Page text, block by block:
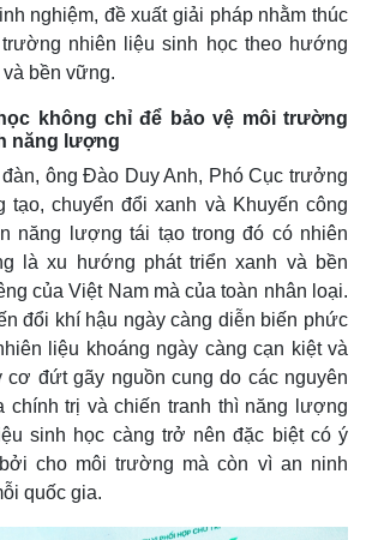
Giá cà phê
nghiệm, đề xuất giải pháp nhằm thúc
nhiên liệu sinh học theo hướng
bền vững.
không chỉ để bảo vệ môi trường
năng lượng
ông Đào Duy Anh, Phó Cục trưởng
tạo, chuyển đổi xanh và Khuyến công
năng lượng tái tạo trong đó có nhiên
là xu hướng phát triển xanh và bền
của Việt Nam mà của toàn nhân loại.
đổi khí hậu ngày càng diễn biến phức
liệu khoáng ngày càng cạn kiệt và
cơ đứt gãy nguồn cung do các nguyên
chính trị và chiến tranh thì năng lượng
sinh học càng trở nên đặc biệt có ý
cho môi trường mà còn vì an ninh
quốc gia.